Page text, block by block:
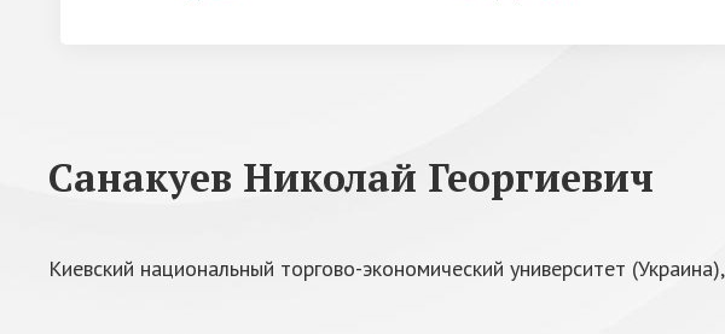
Санакуев Николай Георгиевич
Киевский национальный торгово-экономический университет (Украина),